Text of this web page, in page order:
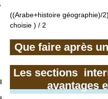
((Arabe+histoire géographie)/
choisie ) / 2
Que faire après
Les sections
avantages